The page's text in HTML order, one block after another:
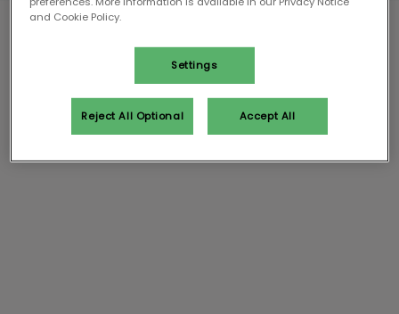
and Cookie Policy.
Settings
Reject All Optional Accept All